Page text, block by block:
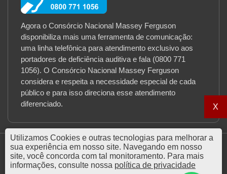
Agora o Consórcio Nacional Massey Ferguson
disponibiliza mais uma ferramenta de comunicação:
uma linha telefônica para atendimento exclusivo aos
portadores de deficiência auditiva e fala (0800 771
1056). O Consórcio Nacional Massey Ferguson
considera e respeita a necessidade especial de cada
público e para isso direciona esse atendimento
diferenciado.
© 2026 Massey Ferguson Administradora de Consórcios
Utilizamos Cookies e outras tecnologias para melhorar a
sua experiência em nosso site. Navegando em nosso
site, você concorda com tal monitoramento. Para mais
informações, consulte nossa política de privacidade
X